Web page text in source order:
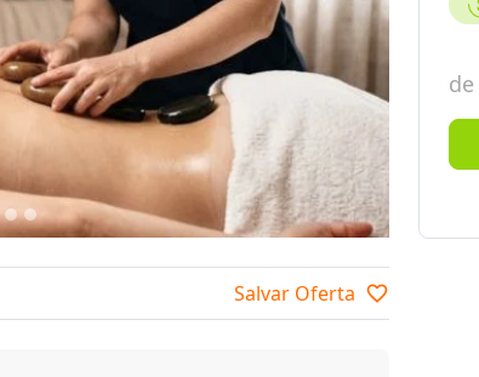
Salvar Oferta favorite_border
de